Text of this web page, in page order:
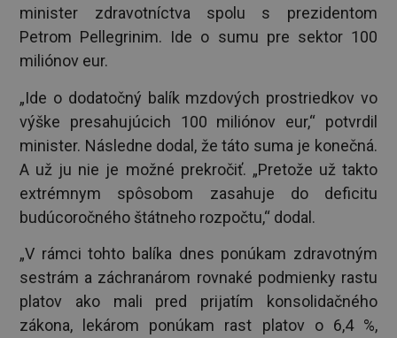
minister zdravotníctva spolu s prezidentom
Petrom Pellegrinim. Ide o sumu pre sektor 100
miliónov eur.
„Ide o dodatočný balík mzdových prostriedkov vo
výške presahujúcich 100 miliónov eur,“ potvrdil
minister. Následne dodal, že táto suma je konečná.
A už ju nie je možné prekročiť. „Pretože už takto
extrémnym spôsobom zasahuje do deficitu
budúcoročného štátneho rozpočtu,“ dodal.
„V rámci tohto balíka dnes ponúkam zdravotným
sestrám a záchranárom rovnaké podmienky rastu
platov ako mali pred prijatím konsolidačného
zákona, lekárom ponúkam rast platov o 6,4 %,